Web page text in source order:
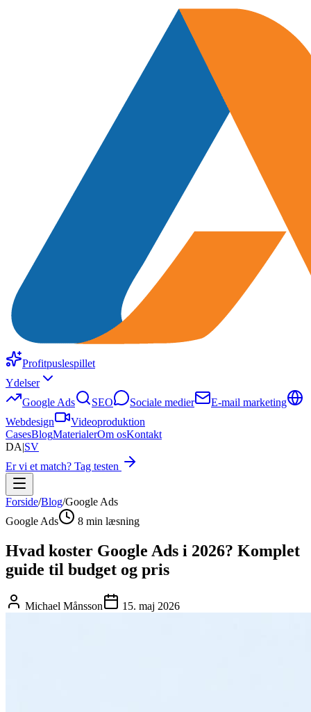
Profitpuslespillet
Ydelser
Google Ads
SEO Sociale medier
E-mail marketing
Webdesign
Videoproduktion
CasesBlogMaterialerOm osKontakt
DA|SV
Er vi et match? Tag testen
Forside/Blog/Google Ads
Google Ads
8 min læsning
Hvad koster Google Ads i 2026? Komplet
guide til budget og pris
Michael Månsson 15. maj 2026